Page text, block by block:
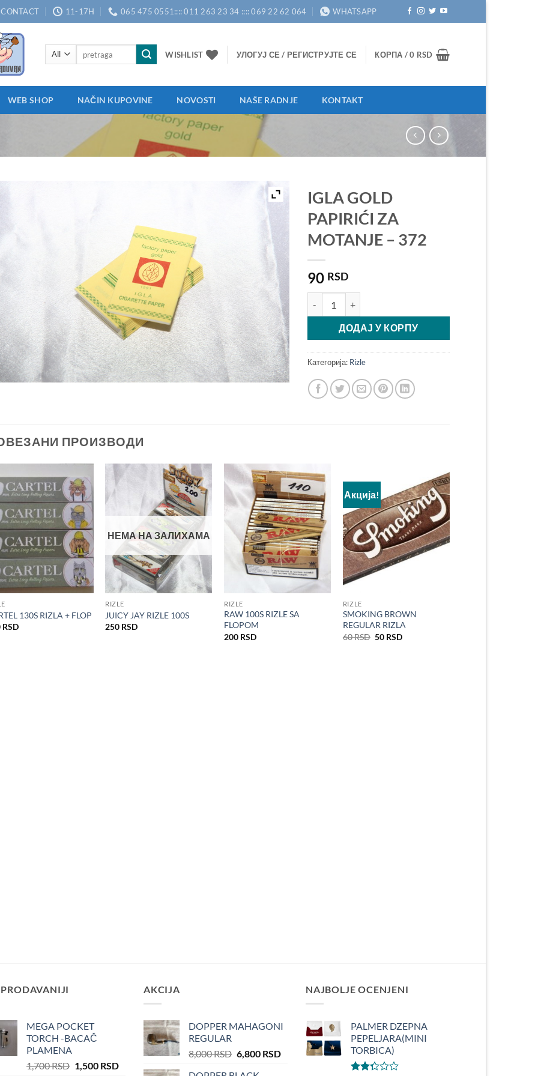
CONTACT 11-17H 065 475 0551:::: 011 263 23 34 :::: 069 22 62 064 WHATSAPP
за:
WISHLIST УЛОГУЈ СЕ / РЕГИСТРУЈТЕ СЕ КОРПА /0 RSD
WEB SHOP NAČIN KUPOVINE NOVOSTI NAŠE RADNJE KONTAKT
IGLA GOLD
PAPIRIĆI ZA
MOTANJE – 372
90 RSD
ДОДАЈ У КОРПУ
Категорија: Rizle
ПРОИЗВОДИ
Add to
Wishlist
130S RIZLA + FLOP
RSD
Add to
Wishlist
НЕМА НА ЗАЛИХАМА
RIZLE
JUICY JAY RIZLE 100S
250 RSD
Add to
Wishlist
RIZLE
RAW 100S RIZLE SA
FLOPOM
200 RSD
Акција!
Add to
Wishlist
RIZLE
SMOKING BROWN
REGULAR RIZLA
60RSD Оригинална
50 RSDТренутна
MEGA POCKET
TORCH -BACAČ
PLAMENA
1,700RSD Оригинална
1,500 RSDТренутна
AKCIJA
DOPPER MAHAGONI
REGULAR
8,000RSD Оригинална
6,800 RSDТренутна
NAJBOLJE OCENJENI
PALMER DZEPNA
PEPELJARA(MINI
TORBICA)